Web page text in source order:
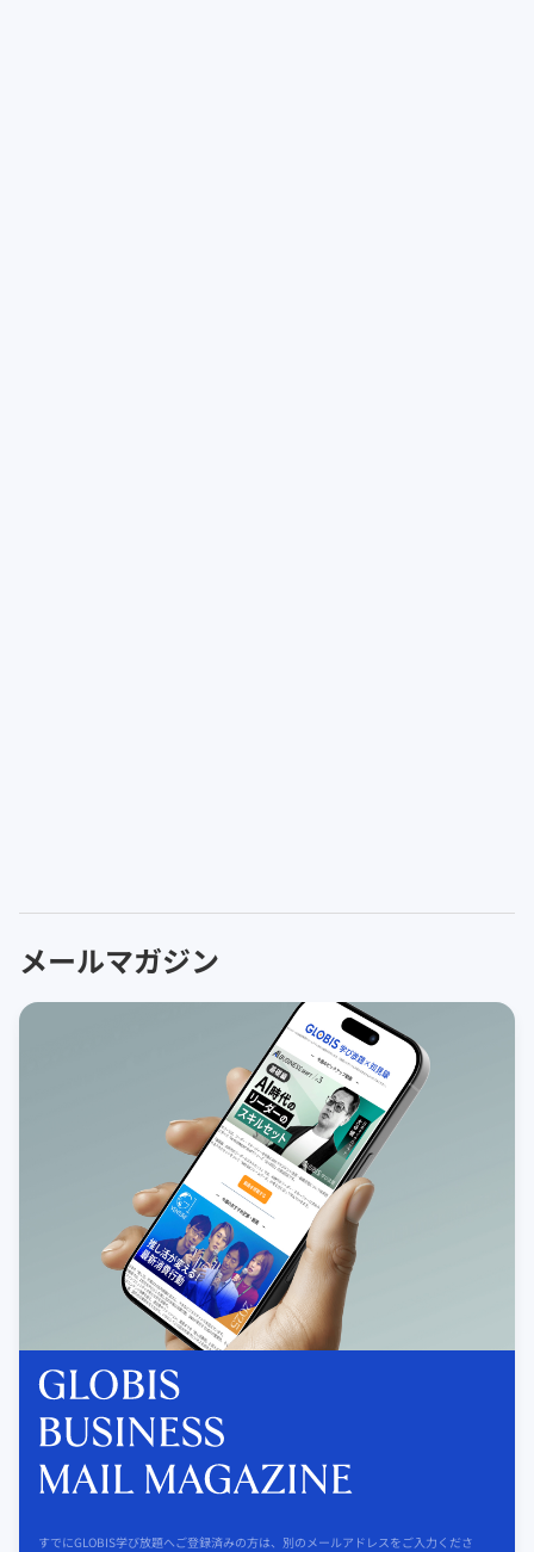
メールマガジン
すでにGLOBIS学び放題へご登録済みの方は、別のメールアドレスをご入力くださ